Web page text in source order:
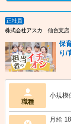
正社員
株式会社アスカ 仙台支店
保
り/
職種
小規模
月給